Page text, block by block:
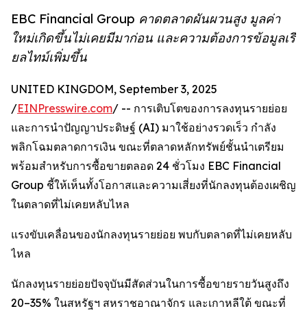
EBC Financial Group คาดตลาดผันผวนสูง มูลค่า
ใหม่เกิดขึ้นไม่เคยมีมาก่อน และความต้องการข้อมูลเรี
ยลไทม์เพิ่มขึ้น
UNITED KINGDOM, September 3, 2025
/EINPresswire.com/ -- การเติบโตของการลงทุนรายย่อย
และการนำปัญญาประดิษฐ์ (AI) มาใช้อย่างรวดเร็ว กำลัง
พลิกโฉมตลาดการเงิน ขณะที่ตลาดหลักทรัพย์ชั้นนำเตรียม
พร้อมสำหรับการซื้อขายตลอด 24 ชั่วโมง EBC Financial
Group ชี้ให้เห็นทั้งโอกาสและความเสี่ยงที่นักลงทุนต้องเผชิญ
ในตลาดที่ไม่เคยหลับไหล
แรงขับเคลื่อนของนักลงทุนรายย่อย พบกับตลาดที่ไม่เคยหลับ
ไหล
นักลงทุนรายย่อยปัจจุบันมีสัดส่วนในการซื้อขายรายวันสูงถึง
20–35% ในสหรัฐฯ สหราชอาณาจักร และเกาหลีใต้ ขณะที่